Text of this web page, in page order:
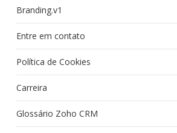
Branding.v1
Entre em contato
Política de Cookies
Carreira
Glossário Zoho CRM